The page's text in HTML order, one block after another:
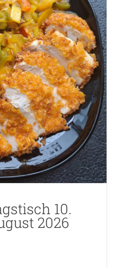
10.
2026